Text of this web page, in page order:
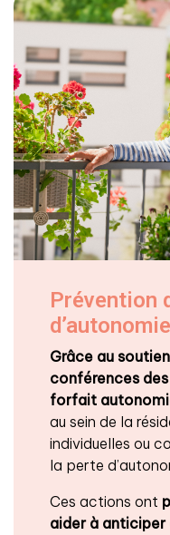
Prévention
d’autonomie
Grâce au
conférences
forfait
au sein de la
individuelles ou
la perte
Ces actions ont
aider à